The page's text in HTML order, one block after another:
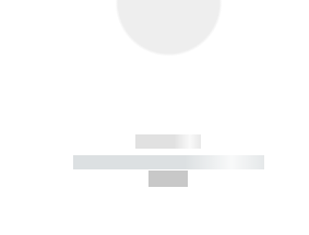
------------
----------- ----------- -----------